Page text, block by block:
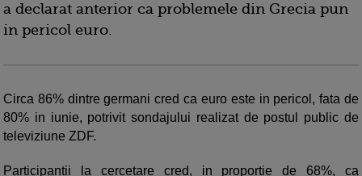
a declarat anterior ca problemele din Grecia pun
in pericol euro.
Circa 86% dintre germani cred ca euro este in pericol, fata de
80% in iunie, potrivit sondajului realizat de postul public de
televiziune ZDF.
Participantii la cercetare cred, in proportie de 68%, ca